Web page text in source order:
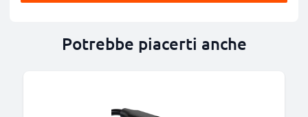
Potrebbe piacerti anche